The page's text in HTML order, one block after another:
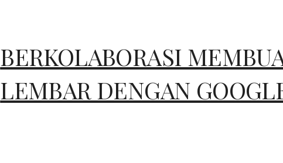
BERKOLABORASI
LEMBAR DENGAN